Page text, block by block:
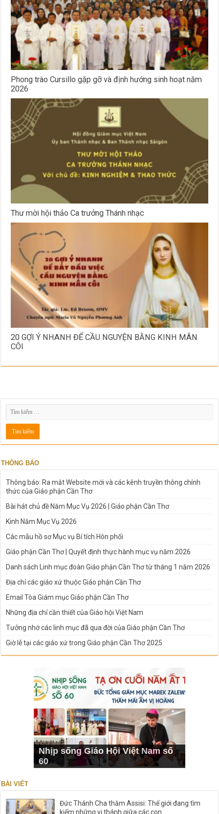
Phong trào Cursillo gặp gỡ và định hướng sinh hoạt năm
2026
Thư mời hội thảo Ca trưởng Thánh nhạc
20 GỢI Ý NHANH ĐỂ CẦU NGUYỆN BẰNG KINH MÂN
CÔI
THÔNG BÁO
Thông báo: Ra mắt Website mới và các kênh truyền thông chính
thức của Giáo phận Cần Thơ
Bài hát chủ đề Năm Mục Vụ 2026 | Giáo phận Cần Thơ
Kinh Năm Mục Vụ 2026
Các mẫu hồ sơ Mục vụ Bí tích Hôn phối
Giáo phận Cần Thơ | Quyết định thực hành mục vụ năm 2026
Danh sách Linh mục đoàn Giáo phận Cần Thơ từ tháng 1 năm 2026
Địa chỉ các giáo xứ thuộc Giáo phận Cần Thơ
Email Tòa Giám mục Giáo phận Cần Thơ
Những địa chỉ cần thiết của Giáo hội Việt Nam
Tưởng nhớ các linh mục đã qua đời của Giáo phận Cần Thơ
Giờ lễ tại các giáo xứ trong Giáo phận Cần Thơ 2025
Nhịp sống Giáo Hội Việt Nam số
60
BÀI VIẾT
Đức Thánh Cha thăm Assisi: Thế giới đang tìm
kiếm những vị thánh giữa các con